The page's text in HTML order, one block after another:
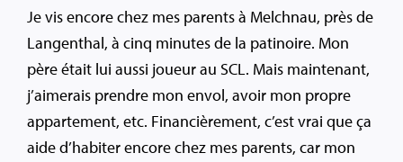
Je vis encore chez mes parents à Melchnau, près de
Langenthal, à cinq minutes de la patinoire. Mon
père était lui aussi joueur au SCL. Mais maintenant,
j’aimerais prendre mon envol, avoir mon propre
appartement, etc. Financièrement, c’est vrai que ça
aide d’habiter encore chez mes parents, car mon